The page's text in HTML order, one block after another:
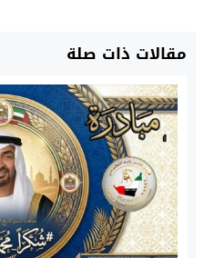
مقالات ذات صلة